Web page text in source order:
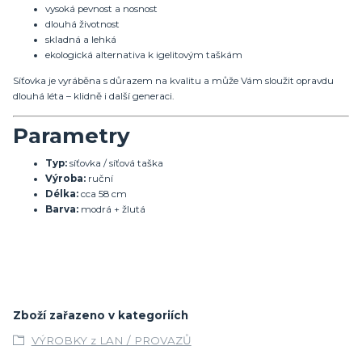
vysoká pevnost a nosnost
dlouhá životnost
skladná a lehká
ekologická alternativa k igelitovým taškám
Síťovka je vyráběna s důrazem na kvalitu a může Vám sloužit opravdu
dlouhá léta – klidně i další generaci.
Parametry
Typ: síťovka / síťová taška
Výroba: ruční
Délka: cca 58 cm
Barva: modrá + žlutá
Zboží zařazeno v kategoriích
VÝROBKY z LAN / PROVAZŮ